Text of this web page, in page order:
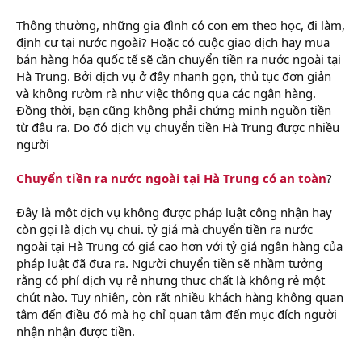
Thông thường, những gia đình có con em theo học, đi làm,
định cư tại nước ngoài? Hoặc có cuộc giao dịch hay mua
bán hàng hóa quốc tế sẽ cần chuyển tiền ra nước ngoài tại
Hà Trung. Bởi dịch vụ ở đây nhanh gọn, thủ tục đơn giản
và không rườm rà như việc thông qua các ngân hàng.
Đồng thời, bạn cũng không phải chứng minh nguồn tiền
từ đâu ra. Do đó dịch vụ chuyển tiền Hà Trung được nhiều
người
Chuyển tiền ra nước ngoài tại Hà Trung có an toàn?
Đây là một dịch vụ không được pháp luật công nhận hay
còn gọi là dịch vụ chui. tỷ giá mà chuyển tiền ra nước
ngoài tại Hà Trung có giá cao hơn với tỷ giá ngân hàng của
pháp luật đã đưa ra. Người chuyển tiền sẽ nhầm tưởng
rằng có phí dịch vụ rẻ nhưng thưc chất là không rẻ một
chút nào. Tuy nhiên, còn rất nhiều khách hàng không quan
tâm đến điều đó mà họ chỉ quan tâm đến mục đích người
nhận nhận được tiền.